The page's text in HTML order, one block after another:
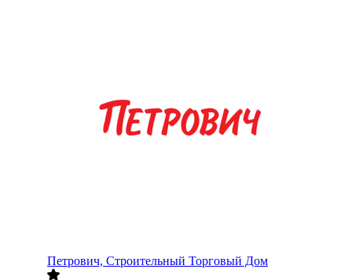
Петрович, Строительный Торговый Дом